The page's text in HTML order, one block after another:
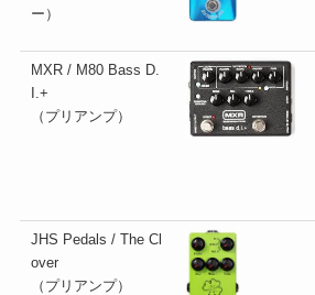
ー）
MXR / M80 Bass D.
I.+
（プリアンプ）
JHS Pedals / The Cl
over
（プリアンプ）